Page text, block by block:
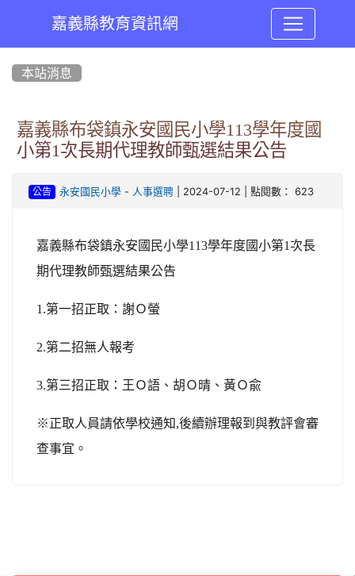
嘉義縣教育資訊網
本站消息
嘉義縣布袋鎮永安國民小學113學年度國
小第1次長期代理教師甄選結果公告
公告 永安國民小學- 人事選聘| 2024-07-12 | 點閱數： 623
嘉義縣布袋鎮永安國民小學113學年度國小第1次長
期代理教師甄選結果公告
1.第一招正取：謝Ｏ螢
2.第二招無人報考
3.第三招正取：王Ｏ語、胡Ｏ晴、黃Ｏ兪
※正取人員請依學校通知,後續辦理報到與教評會審
查事宜。